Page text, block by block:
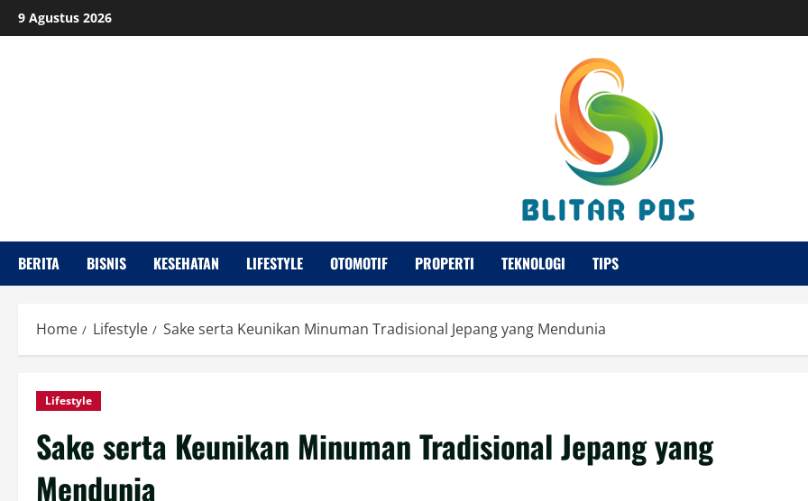
Skip
to
9 Agustus 2026
BERITA BISNIS KESEHATAN LIFESTYLE OTOMOTIF PROPERTI TEKNOLOGI TIPS
Home Lifestyle Sake serta Keunikan Minuman Tradisional Jepang yang Mendunia
Lifestyle
Sake serta Keunikan Minuman Tradisional Jepang yang
Mendunia